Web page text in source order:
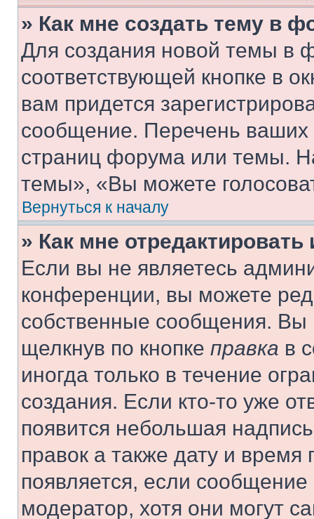
» Как мне создать тему в
Для создания новой темы в
соответствующей кнопке в
вам придется
сообщение. Перечень ваших
страниц форума или темы.
темы», «Вы можете
Вернуться к началу
» Как мне
Если вы не являетесь
конференции, вы можете
собственные сообщения. Вы
щелкнув по кнопке правка в
иногда только в течение
создания. Если кто-то уже
появится небольшая
правок а также дату и
появляется, если
модератор, хотя они могут